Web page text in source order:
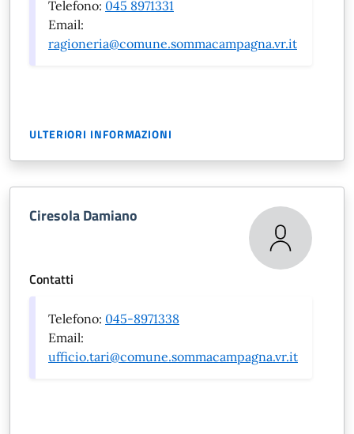
Telefono: 045 8971331
Email:
ragioneria@comune.sommacampagna.vr.it
ULTERIORI INFORMAZIONI
Ciresola Damiano
Contatti
Telefono: 045-8971338
Email:
ufficio.tari@comune.sommacampagna.vr.it